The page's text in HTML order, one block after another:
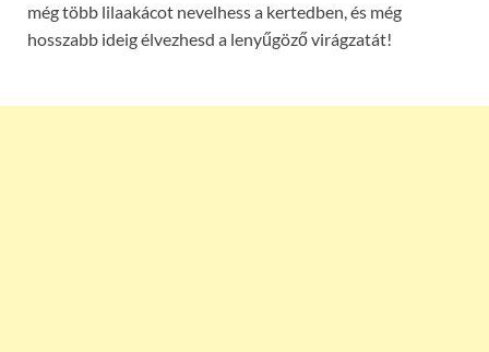
még több lilaakácot nevelhess a kertedben, és még
hosszabb ideig élvezhesd a lenyűgöző virágzatát!